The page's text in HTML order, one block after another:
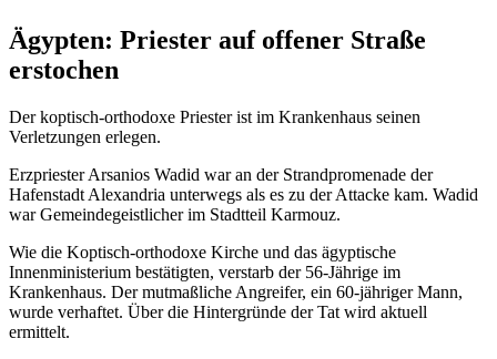
Ägypten: Priester auf offener Straße
erstochen
Der koptisch-orthodoxe Priester ist im Krankenhaus seinen
Verletzungen erlegen.
Erzpriester Arsanios Wadid war an der Strandpromenade der
Hafenstadt Alexandria unterwegs als es zu der Attacke kam. Wadid
war Gemeindegeistlicher im Stadtteil Karmouz.
Wie die Koptisch-orthodoxe Kirche und das ägyptische
Innenministerium bestätigten, verstarb der 56-Jährige im
Krankenhaus. Der mutmaßliche Angreifer, ein 60-jähriger Mann,
wurde verhaftet. Über die Hintergründe der Tat wird aktuell
ermittelt.